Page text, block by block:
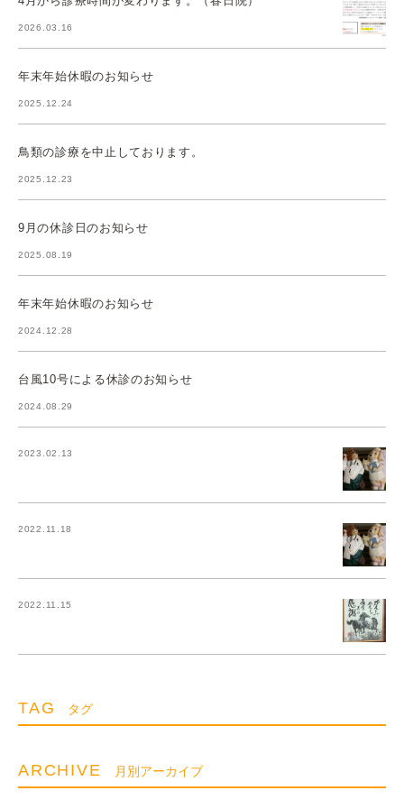
2026.03.16
年末年始休暇のお知らせ
2025.12.24
鳥類の診療を中止しております。
2025.12.23
9月の休診日のお知らせ
2025.08.19
年末年始休暇のお知らせ
2024.12.28
台風10号による休診のお知らせ
2024.08.29
2023.02.13
2022.11.18
2022.11.15
TAG タグ
ARCHIVE 月別アーカイブ